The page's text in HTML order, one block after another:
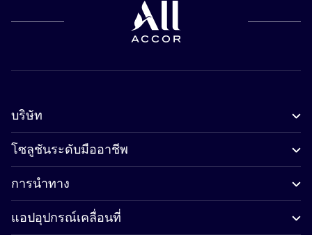
บริษัท
โซลูชันระดับมืออาชีพ
การนำทาง
แอปอุปกรณ์เคลื่อนที่